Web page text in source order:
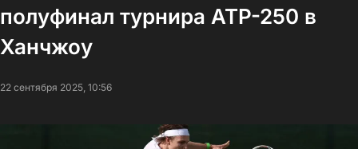
полуфинал турнира ATP-250 в
Ханчжоу
22 сентября 2025, 10:56